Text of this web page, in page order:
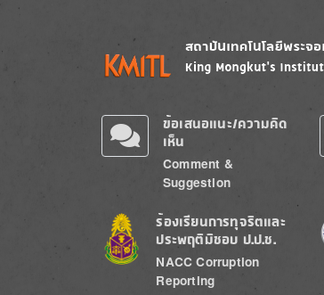
Image Image
ข้อเสนอแนะ/ความคิด
เห็น
Comment &
Suggestion
Image
ร้องเรียนการทุจริตและ
ประพฤติมิชอบ ป.ป.ช.
NACC Corruption
Reporting